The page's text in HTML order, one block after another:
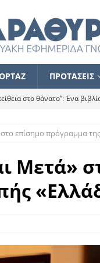
ΠΡΟΤΑΣΕΙΣ
στο θάνατο”: Ένα
το ποιος κοροϊδεύει ποιον
ότι δεν
θερμά όσους σπεύδουν να
των εκλογών
επίσημο πρόγραμμα
Μετά»